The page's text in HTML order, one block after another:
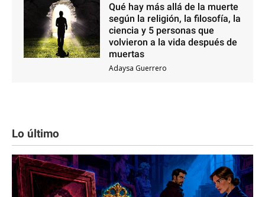
Qué hay más allá de la muerte
según la religión, la filosofía, la
ciencia y 5 personas que
volvieron a la vida después de
muertas
Adaysa Guerrero
Lo último